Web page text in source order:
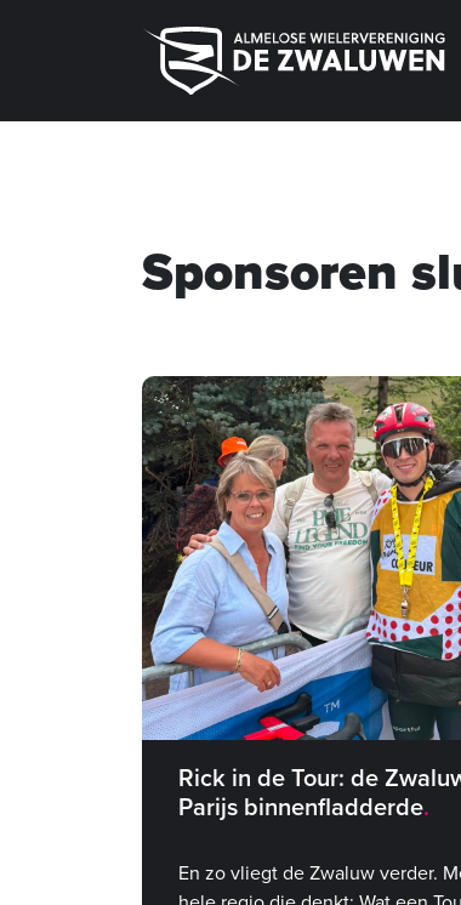
Sponsoren
Rick in de Tour: de
Parijs binnenfladderde
En zo vliegt de Zwaluw verder.